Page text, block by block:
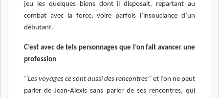
jeu les quelques biens dont il disposait, repartant au
combat avec la force, voire parfois l’insouciance d’un
débutant.
C’est avec de tels personnages que l’on fait avancer une
profession
‘’Les voyages ce sont aussi des rencontres’’ et l’on ne peut
parler de Jean-Alexis sans parler de ses rencontres, qui